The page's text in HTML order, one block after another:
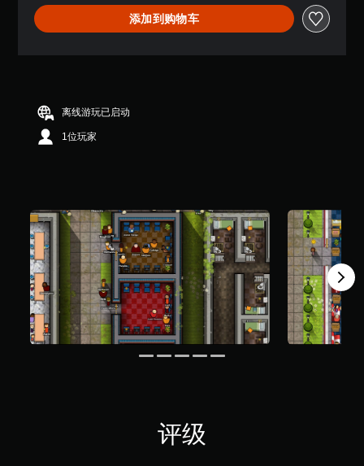
.
6
分
颗
个
评
价
）
添加到购物车
离线游玩已启动
1位玩家
评级